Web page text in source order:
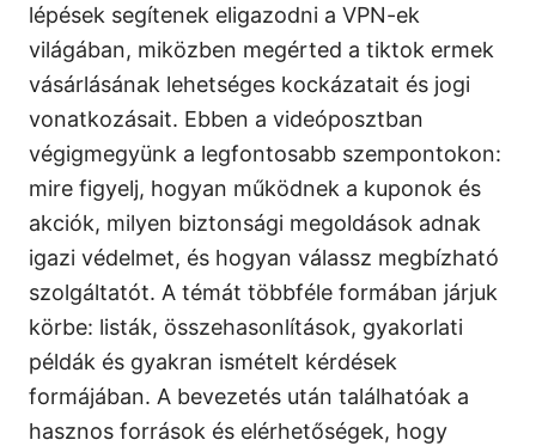
lépések segítenek eligazodni a VPN-ek
világában, miközben megérted a tiktok ermek
vásárlásának lehetséges kockázatait és jogi
vonatkozásait. Ebben a videóposztban
végigmegyünk a legfontosabb szempontokon:
mire figyelj, hogyan működnek a kuponok és
akciók, milyen biztonsági megoldások adnak
igazi védelmet, és hogyan válassz megbízható
szolgáltatót. A témát többféle formában járjuk
körbe: listák, összehasonlítások, gyakorlati
példák és gyakran ismételt kérdések
formájában. A bevezetés után találhatóak a
hasznos források és elérhetőségek, hogy